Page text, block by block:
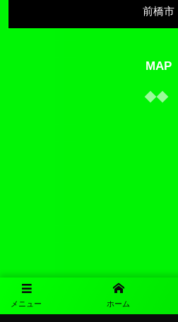
メニュー ホーム
前橋市
MAP